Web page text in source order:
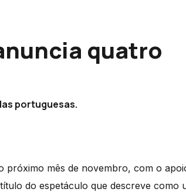
quatro
portuguesas.
próximo mês de novembro, com o
do espetáculo que descreve como